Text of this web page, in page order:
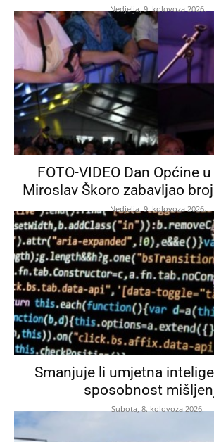
Nedjelja, 9. kolovoza 2026.
FOTO-VIDEO Dan Općine
Miroslav Škoro zabavljao
Nedjelja, 9. kolovoza 2026.
Smanjuje li umjetna
sposobnost
Subota, 8. kolovoza 2026.